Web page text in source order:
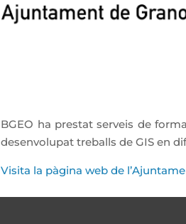
BGEO ha prestat serveis de
desenvolupat treballs de GIS en
Visita la pàgina web de